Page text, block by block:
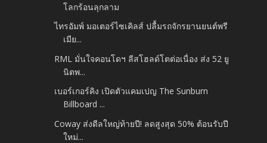
โลกร้อนลุกลาม
ไทรอัมพ์ มอเตอร์ไซเคิลส์ ปลื้มรถจักรยานยนต์พรี
เมีย...
RML มั่นใจคอนโดฯ ลีสโฮลด์โตต่อเนื่อง ส่ง 52 ยู
นิตพ...
เบอร์เกอร์คิง เปิดตัวแคมเปญ The Sunburn
Billboard ...
Coway ส่งดีลใหญ่ท้ายปี! ลดสูงสุด 50% ต้อนรับปี
ใหม่...